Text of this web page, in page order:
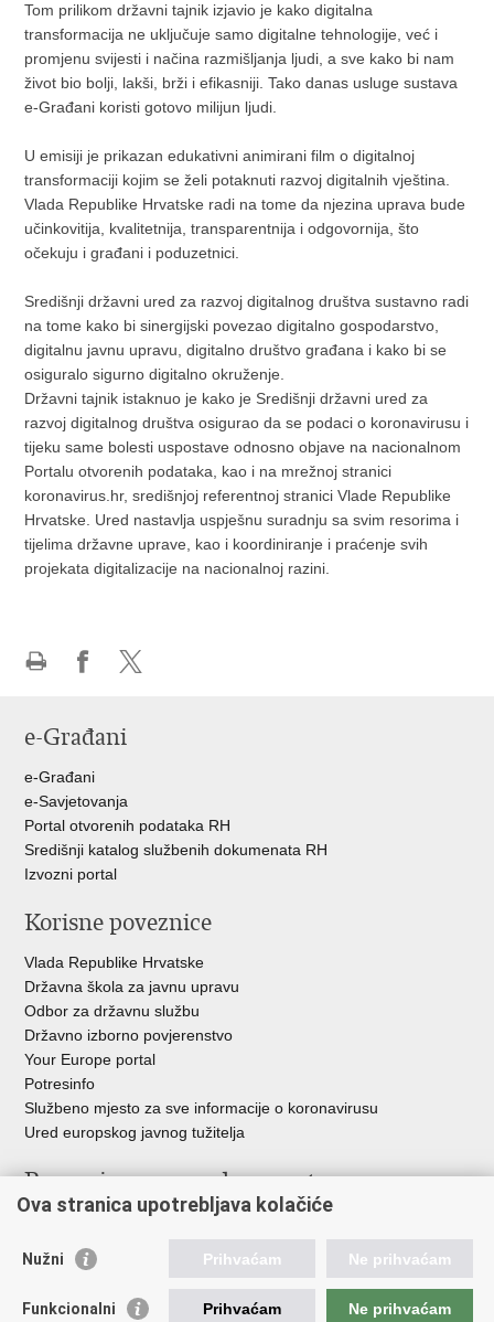
Tom prilikom državni tajnik izjavio je kako digitalna
transformacija ne uključuje samo digitalne tehnologije, već i
promjenu svijesti i načina razmišljanja ljudi, a sve kako bi nam
život bio bolji, lakši, brži i efikasniji. Tako danas usluge sustava
e-Građani koristi gotovo milijun ljudi.
U emisiji je prikazan edukativni animirani film o digitalnoj
transformaciji kojim se želi potaknuti razvoj digitalnih vještina.
Vlada Republike Hrvatske radi na tome da njezina uprava bude
učinkovitija, kvalitetnija, transparentnija i odgovornija, što
očekuju i građani i poduzetnici.
Središnji državni ured za razvoj digitalnog društva sustavno radi
na tome kako bi sinergijski povezao digitalno gospodarstvo,
digitalnu javnu upravu, digitalno društvo građana i kako bi se
osiguralo sigurno digitalno okruženje.
Državni tajnik istaknuo je kako je Središnji državni ured za
razvoj digitalnog društva osigurao da se podaci o koronavirusu i
tijeku same bolesti uspostave odnosno objave na nacionalnom
Portalu otvorenih podataka, kao i na mrežnoj stranici
koronavirus.hr, središnjoj referentnoj stranici Vlade Republike
Hrvatske. Ured nastavlja uspješnu suradnju sa svim resorima i
tijelima državne uprave, kao i koordiniranje i praćenje svih
projekata digitalizacije na nacionalnoj razini.
FacebookuTwitteru
e-Građani
e-Građani
e-Savjetovanja
Portal otvorenih podataka RH
Središnji katalog službenih dokumenata RH
Izvozni portal
Korisne poveznice
Vlada Republike Hrvatske
Državna škola za javnu upravu
Odbor za državnu službu
Državno izborno povjerenstvo
Your Europe portal
Potresinfo
Službeno mjesto za sve informacije o koronavirusu
Ured europskog javnog tužitelja
Poveznice pravosudnog sustava
Državno odvjetništvo
Ured za suzbijanje korupcije i organiziranog kriminaliteta
Državno sudbeno vijeće
Državnoodvjetničko vijeće
Ova stranica upotrebljava kolačiće
Nužni Prihvaćam Ne prihvaćam
Funkcionalni Prihvaćam Ne prihvaćam